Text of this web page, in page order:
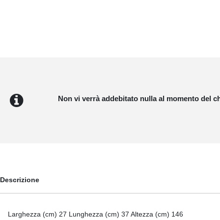
Non vi verrà addebitato nulla al momento del
Descrizione
Larghezza (cm) 27 Lunghezza (cm) 37 Altezza (cm) 146